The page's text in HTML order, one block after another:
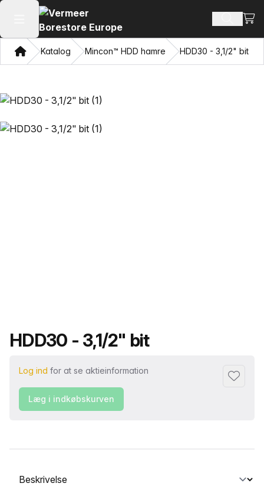
Åbn hovedmenuen SøgSe
HjemKatalog Mincon™ HDD hamre HDD30 - 3,1/2" bit
Produktnavn
HDD30 - 3,1/2" bit
Log ind for at se aktieinformation
Føj til
Læg i indkøbskurven
Vælg en fane